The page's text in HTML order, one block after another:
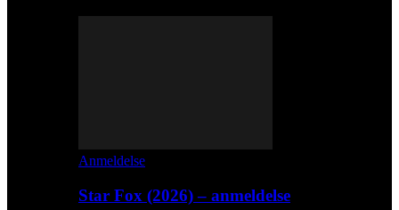
Anmeldelse
Star Fox (2026) – anmeldelse